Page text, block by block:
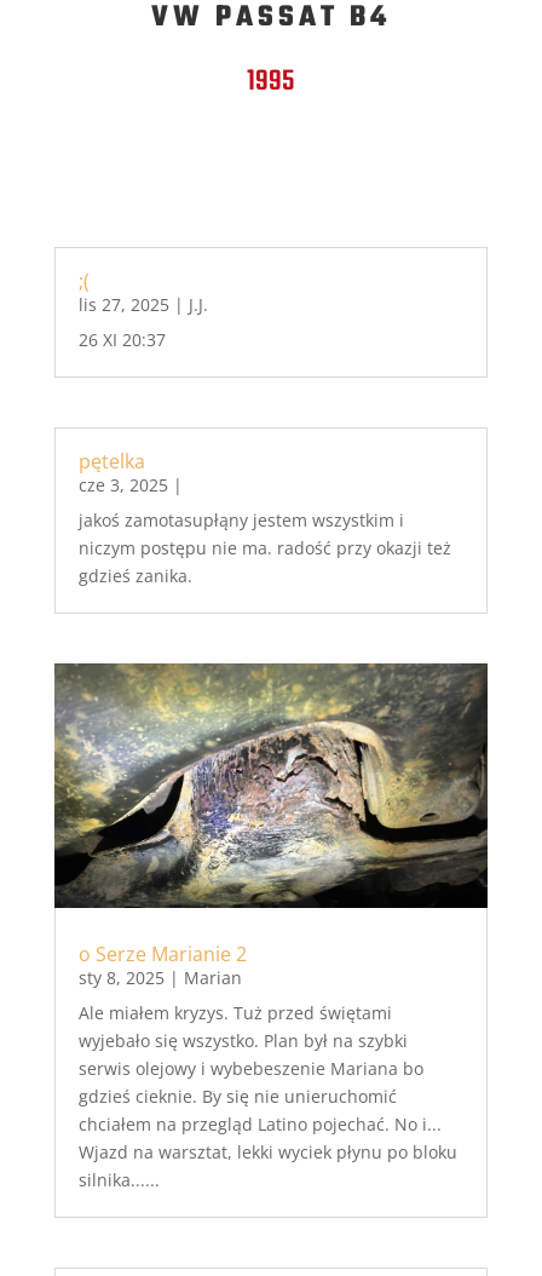
VW PASSAT B4
1995
;(
lis 27, 2025| J.J.
26 XI 20:37
pętelka
cze 3, 2025|
jakoś zamotasupłąny jestem wszystkim i
niczym postępu nie ma. radość przy okazji też
gdzieś zanika.
o Serze Marianie 2
sty 8, 2025| Marian
Ale miałem kryzys. Tuż przed świętami
wyjebało się wszystko. Plan był na szybki
serwis olejowy i wybebeszenie Mariana bo
gdzieś cieknie. By się nie unieruchomić
chciałem na przegląd Latino pojechać. No i...
Wjazd na warsztat, lekki wyciek płynu po bloku
silnika......